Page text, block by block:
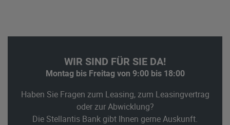
WIR SIND FÜR SIE DA!
Montag bis Freitag von 9:00 bis 18:00
Haben Sie Fragen zum Leasing, zum Leasingvertrag
oder zur Abwicklung?
Die Stellantis Bank gibt Ihnen gerne Auskunft.